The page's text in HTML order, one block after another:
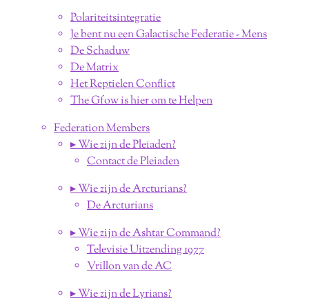
Polariteitsintegratie
Je bent nu een Galactische Federatie - Mens
De Schaduw
De Matrix
Het Reptielen Conflict
The Gfow is hier om te Helpen
Federation Members
▸ Wie zijn de Pleiaden?
Contact de Pleiaden
▸ Wie zijn de Arcturians?
De Arcturians
▸ Wie zijn de Ashtar Command?
Televisie Uitzending 1977
Vrillon van de AC
▸ Wie zijn de Lyrians?